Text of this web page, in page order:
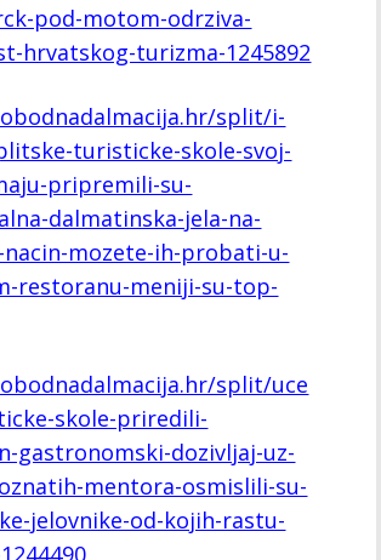
pod-motom-odrziva-
hrvatskog-turizma-1245892
split/i-
turisticke-skole-svoj-
pripremili-su-
dalmatinska-jela-na-
nacin-mozete-ih-probati-u-
restoranu-meniji-su-top-
split/uce
skole-priredili-
gastronomski-dozivljaj-uz-
mentora-osmislili-su-
jelovnike-od-kojih-rastu-